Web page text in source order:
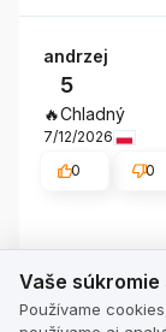
andrzej
5
🔥Chladný
7/12/2026
0
0
Lívia
Vaše súkromie
Používame